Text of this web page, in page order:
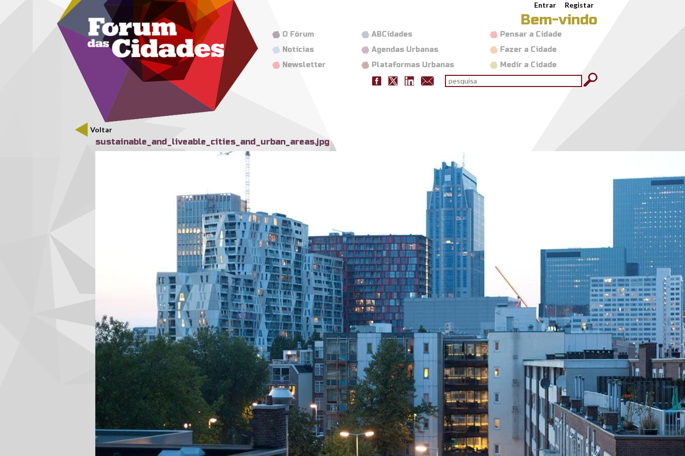
Passar para o conteúdo principalMenu secundário Entrar Registar
Bem-vindo
Pensar a Cidade
Fazer a Cidade
Medir a Cidade
ABCidades
Agendas Urbanas
Plataformas Urbanas
O Fórum
Notícias
Newsletter
Formulário de pesquisa
pesquisar
Voltar
sustainable_and_liveable_cities_and_urban_areas.jpg